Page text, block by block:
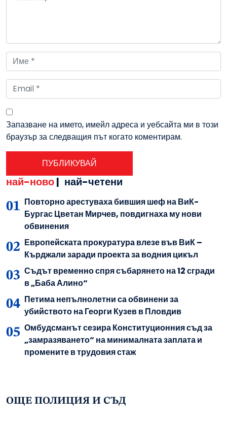
Запазване на името, имейл адреса и уебсайта ми в този
браузър за следващия път когато коментирам.
най-ново| най-четени
Повторно арестуваха бившия шеф на ВиК-
Бургас Цветан Мирчев, повдигнаха му нови
обвинения
Европейската прокуратура влезе във ВиК –
Кърджали заради проекта за водния цикъл
Съдът временно спря събарянето на 12 сгради
в „Баба Алино“
Петима непълнолетни са обвинени за
убийството на Георги Кузев в Пловдив
Омбудсманът сезира Конституционния съд за
„замразяването“ на минималната заплата и
промените в трудовия стаж
ОЩЕ ПОЛИЦИЯ И СЪД